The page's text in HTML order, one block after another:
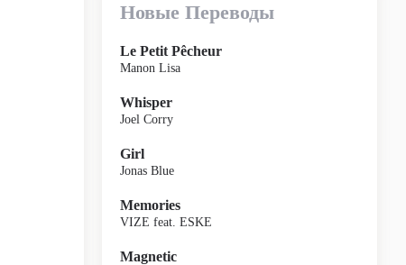
Новые Переводы
Le Petit Pêcheur
Manon Lisa
Whisper
Joel Corry
Girl
Jonas Blue
Memories
VIZE feat. ESKE
Magnetic